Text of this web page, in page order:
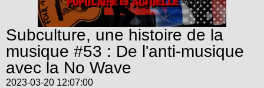
Subculture, une histoire de la
musique #53 : De l'anti-musique
avec la No Wave
2023-03-20 12:07:00